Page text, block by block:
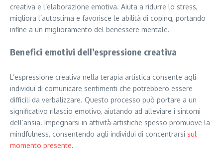
creativa e l’elaborazione emotiva. Aiuta a ridurre lo stress,
migliora l’autostima e favorisce le abilità di coping, portando
infine a un miglioramento del benessere mentale.
Benefici emotivi dell’espressione creativa
L’espressione creativa nella terapia artistica consente agli
individui di comunicare sentimenti che potrebbero essere
difficili da verbalizzare. Questo processo può portare a un
significativo rilascio emotivo, aiutando ad alleviare i sintomi
dell’ansia. Impegnarsi in attività artistiche spesso promuove la
mindfulness, consentendo agli individui di concentrarsi sul
momento presente.